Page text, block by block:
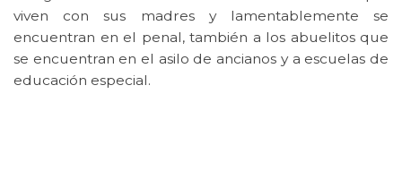
viven con sus madres y lamentablemente se
encuentran en el penal, también a los abuelitos que
se encuentran en el asilo de ancianos y a escuelas de
educación especial.